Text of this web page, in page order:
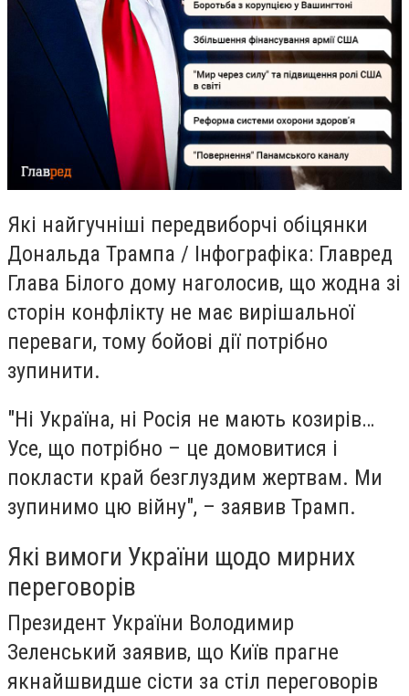
Які найгучніші передвиборчі обіцянки
Дональда Трампа / Інфографіка: Главред
Глава Білого дому наголосив, що жодна зі
сторін конфлікту не має вирішальної
переваги, тому бойові дії потрібно
зупинити.
"Ні Україна, ні Росія не мають козирів…
Усе, що потрібно – це домовитися і
покласти край безглуздим жертвам. Ми
зупинимо цю війну", – заявив Трамп.
Які вимоги України щодо мирних
переговорів
Президент України Володимир
Зеленський заявив, що Київ прагне
якнайшвидше сісти за стіл переговорів